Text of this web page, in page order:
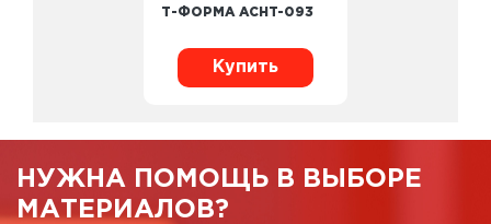
Т-ФОРМА ACHT-093
Купить
НУЖНА ПОМОЩЬ В ВЫБОРЕ
МАТЕРИАЛОВ?